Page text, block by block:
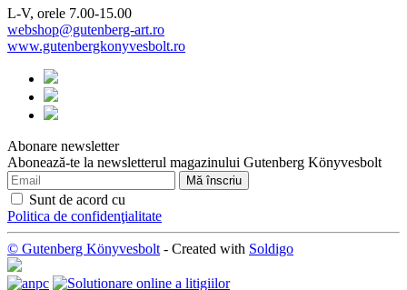
L-V, orele 7.00-15.00
webshop@gutenberg-art.ro
www.gutenbergkonyvesbolt.ro
Abonare newsletter
Abonează-te la newsletterul magazinului Gutenberg Könyvesbolt
Sunt de acord cu
Politica de confidenţialitate
© Gutenberg Könyvesbolt - Created with Soldigo